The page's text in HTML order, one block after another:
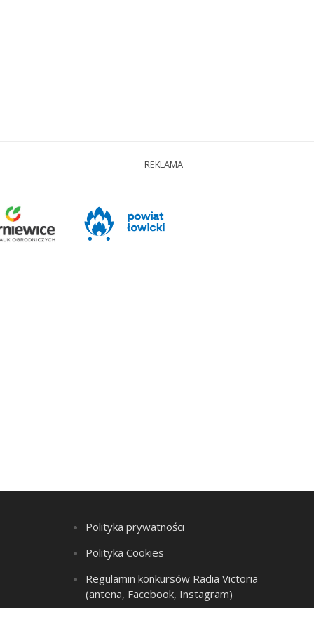
REKLAMA
Polityka prywatności
Polityka Cookies
Regulamin konkursów Radia Victoria
(antena, Facebook, Instagram)